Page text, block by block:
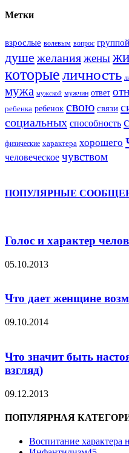
Метки
взрослые волевым вопрос группой
душе желанияжены
которыеличность
мужа мужской мужчин ответ
ребенка ребенок свою связи
социальных способность
физические характера хорошего
человеческое чувством
ПОПУЛЯРНЫЕ
Голос и характер
05.10.2013
Что дает женщине
09.10.2014
Что значит быть
взгляд)
09.12.2013
ПОПУЛЯРНАЯ
Воспитание характера